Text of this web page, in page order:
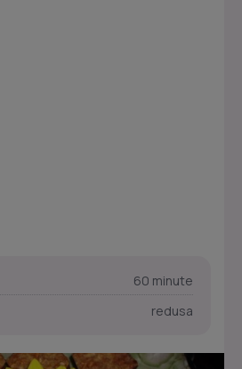
60 minute
redusa